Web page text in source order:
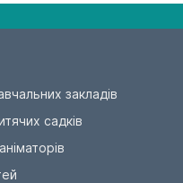
закладів
садків